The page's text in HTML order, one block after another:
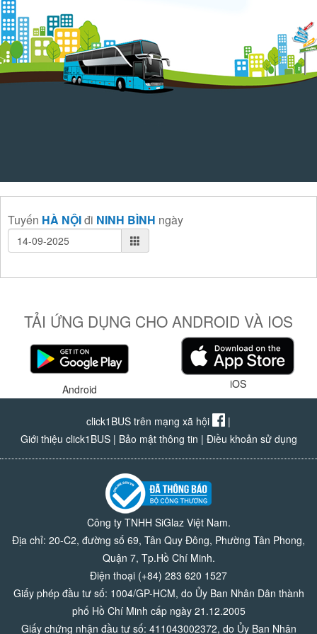
Tuyến HÀ NỘIđi NINH BÌNH ngày
TẢI ỨNG DỤNG CHO ANDROID VÀ IOS
Android iOS
click1BUS trên mạng xã hội
|
Giới thiệu click1BUS| Bảo mật thông tin | Điều khoản sử dụng
Công ty TNHH SiGlaz Việt Nam.
Địa chỉ: 20-C2, đường số 69, Tân Quy Đông, Phường Tân Phong,
Quận 7, Tp.Hồ Chí Minh.
Điện thoại (+84) 283 620 1527
Giấy phép đầu tư số: 1004/GP-HCM, do Ủy Ban Nhân Dân thành
phố Hồ Chí Minh cấp ngày 21.12.2005
Giấy chứng nhận đầu tư số: 411043002372, do Ủy Ban Nhân